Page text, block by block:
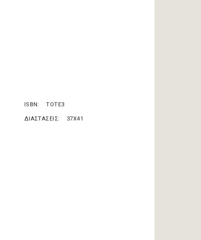
ISBN TOTE3
ΔΙΑΣΤΑΣΕΙΣ 37X41